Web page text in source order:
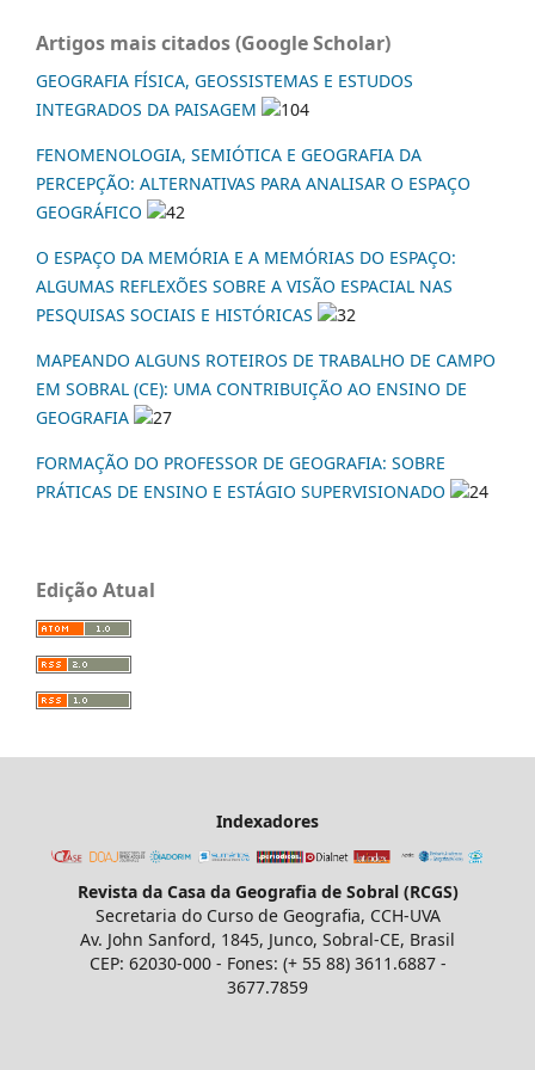
Artigos mais citados (Google Scholar)
GEOGRAFIA FÍSICA, GEOSSISTEMAS E ESTUDOS
INTEGRADOS DA PAISAGEM
104
FENOMENOLOGIA, SEMIÓTICA E GEOGRAFIA DA
PERCEPÇÃO: ALTERNATIVAS PARA ANALISAR O ESPAÇO
GEOGRÁFICO
42
O ESPAÇO DA MEMÓRIA E A MEMÓRIAS DO ESPAÇO:
ALGUMAS REFLEXÕES SOBRE A VISÃO ESPACIAL NAS
PESQUISAS SOCIAIS E HISTÓRICAS
32
MAPEANDO ALGUNS ROTEIROS DE TRABALHO DE CAMPO
EM SOBRAL (CE): UMA CONTRIBUIÇÃO AO ENSINO DE
GEOGRAFIA
27
FORMAÇÃO DO PROFESSOR DE GEOGRAFIA: SOBRE
PRÁTICAS DE ENSINO E ESTÁGIO SUPERVISIONADO
24
Edição Atual
Indexadores
Revista da Casa da Geografia de Sobral (RCGS)
Secretaria do Curso de Geografia, CCH-UVA
Av. John Sanford, 1845, Junco, Sobral-CE, Brasil
CEP: 62030-000 - Fones: (+ 55 88) 3611.6887 -
3677.7859